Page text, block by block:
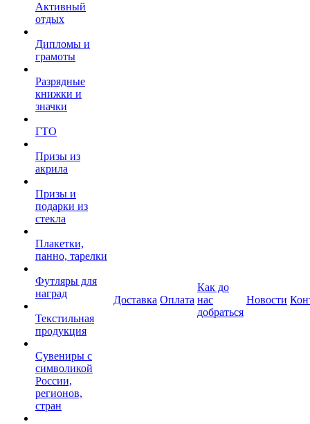
Активный
отдых
Дипломы и
грамоты
Разрядные
книжки и
значки
ГТО
Призы из
акрила
Призы и
подарки из
стекла
Плакетки,
панно, тарелки
Футляры для
наград
Текстильная
продукция
Сувениры с
символикой
России,
регионов,
стран
Доставка Оплата
Как до
нас
добраться
Новости